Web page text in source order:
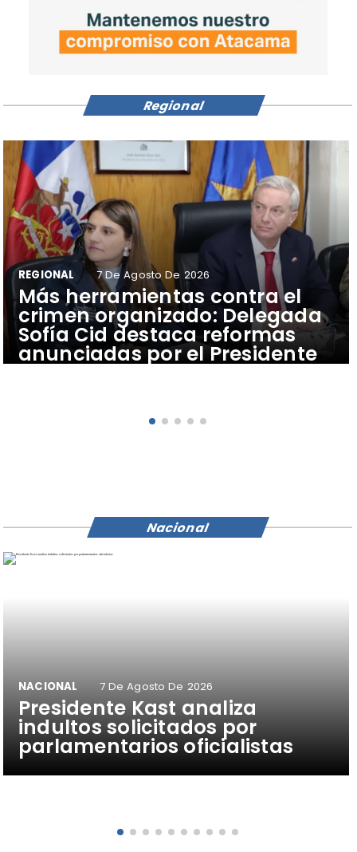
​Más herramientas contra el
crimen organizado: Delegada
Sofía Cid destaca reformas
anunciadas por el Presidente
REGIONAL 7 De Agosto De 2026
Regional
Presidente Kast analiza
indultos solicitados por
parlamentarios oficialistas
NACIONAL 7 De Agosto De 2026
Nacional